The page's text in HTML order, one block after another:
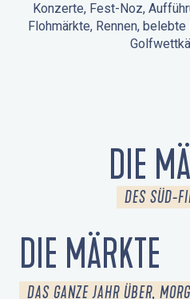
Konzerte, Fest-Noz,
Flohmärkte, Rennen,
DIE
DES SÜD-
DIE MÄRKTE
DAS GANZE JAHR ÜBER,